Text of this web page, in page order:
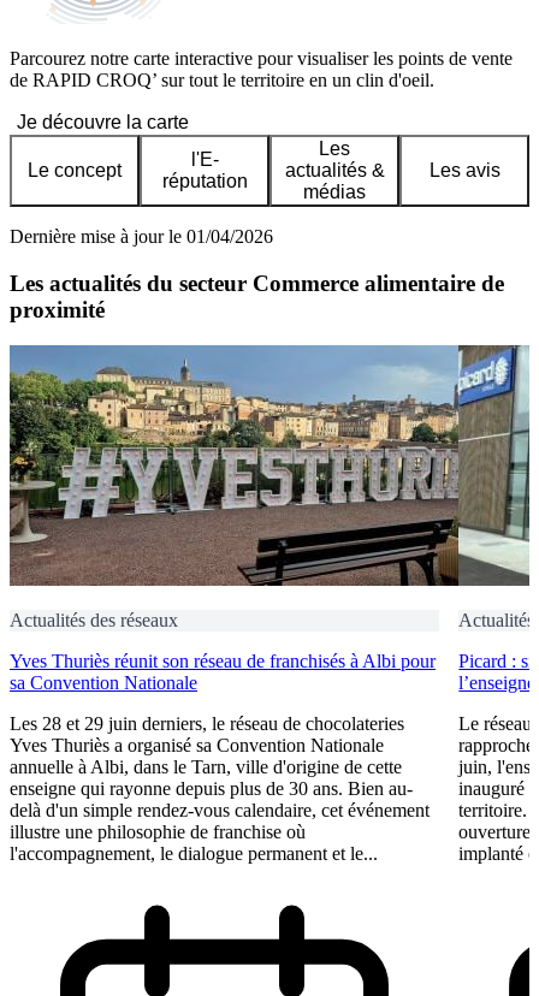
Parcourez notre carte interactive pour visualiser les points de vente
de RAPID CROQ’ sur tout le territoire en un clin d'oeil.
Je découvre la carte
Le concept
l'E-
réputation
Les
actualités &
médias
Les avis
Dernière mise à jour le 01/04/2026
Les actualités du secteur Commerce alimentaire de
proximité
Actualités des réseaux
Yves Thuriès réunit son réseau de franchisés à Albi pour
sa Convention Nationale
Les 28 et 29 juin derniers, le réseau de chocolateries
Yves Thuriès a organisé sa Convention Nationale
annuelle à Albi, dans le Tarn, ville d'origine de cette
enseigne qui rayonne depuis plus de 30 ans. Bien au-
delà d'un simple rendez-vous calendaire, cet événement
illustre une philosophie de franchise où
l'accompagnement, le dialogue permanent et le...
Actualités
Picard :
Le réseau
rapproche
juin,
inauguré
territoire.
implanté